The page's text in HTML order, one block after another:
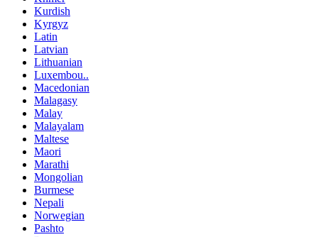
Kurdish
Kyrgyz
Latin
Latvian
Lithuanian
Luxembou..
Macedonian
Malagasy
Malay
Malayalam
Maltese
Maori
Marathi
Mongolian
Burmese
Nepali
Norwegian
Pashto